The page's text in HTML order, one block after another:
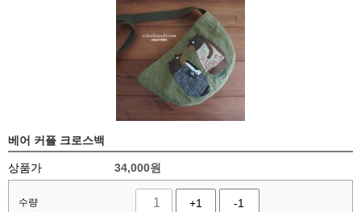
베어 커플 크로스백
상품가 34,000원
수량 +1 -1